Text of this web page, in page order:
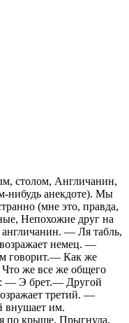
столом, Англичанин,
нибудь анекдоте). Мы
(мне это, правда,
Непохожие друг на
— Ля табль,
немец. —
говорит.— Как же
же все же общего
— Э брет.— Другой
третий. —
внушает им.
по крыше, Прыгнула,